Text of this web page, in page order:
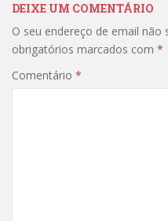
DEIXE UM COMENTÁRIO
O seu endereço de email não
obrigatórios marcados com *
Comentário *